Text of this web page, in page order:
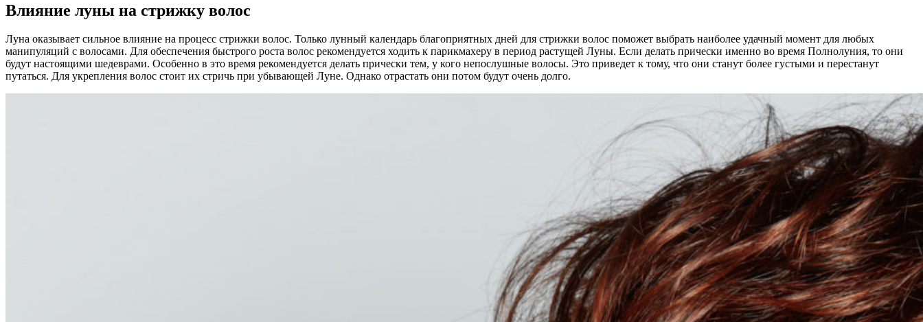
Влияние луны на стрижку волос
Луна оказывает сильное влияние на процесс стрижки волос. Только лунный календарь благоприятных дней для стрижки волос поможет выбрать наиболее удачный момент для любых
манипуляций с волосами. Для обеспечения быстрого роста волос рекомендуется ходить к парикмахеру в период растущей Луны. Если делать прически именно во время Полнолуния, то они
будут настоящими шедеврами. Особенно в это время рекомендуется делать прически тем, у кого непослушные волосы. Это приведет к тому, что они станут более густыми и перестанут
путаться. Для укрепления волос стоит их стричь при убывающей Луне. Однако отрастать они потом будут очень долго.